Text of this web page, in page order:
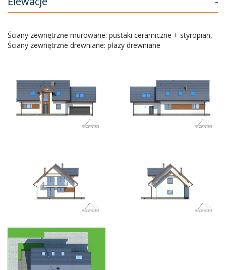
Ściany zewnętrzne murowane: pustaki ceramiczne + styropian,
Ściany zewnętrzne drewniane: płazy drewniane